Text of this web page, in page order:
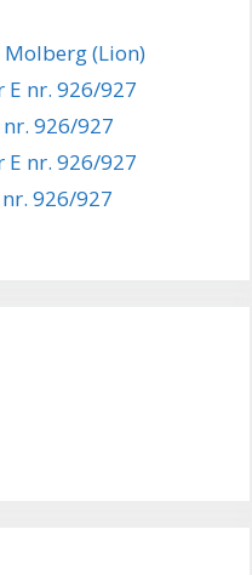
Molberg (Lion)
E nr. 926/927
nr. 926/927
E nr. 926/927
926/927